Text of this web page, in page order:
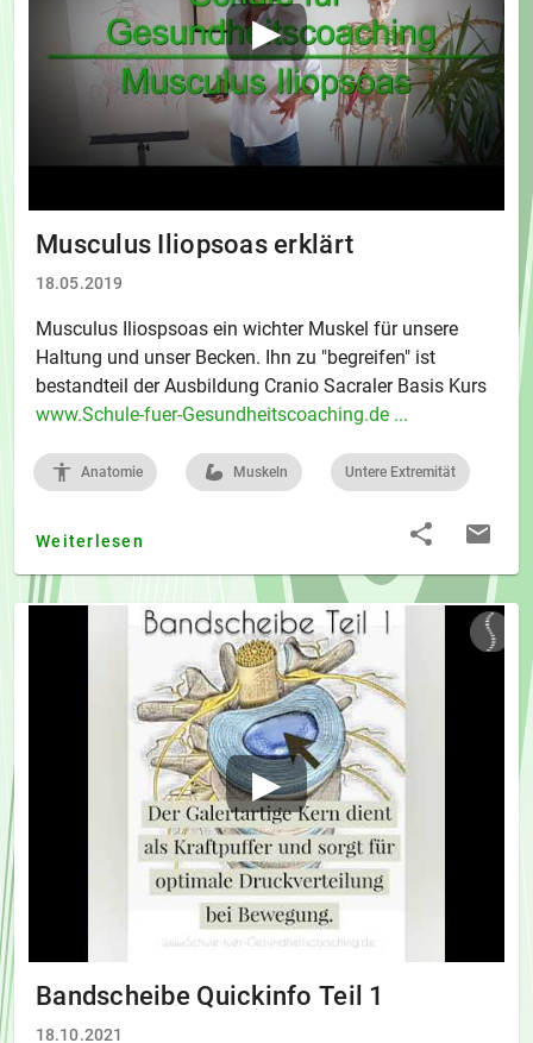
Musculus Iliopsoas erklärt
18.05.2019
Musculus Iliospsoas ein wichter Muskel für unsere
Haltung und unser Becken. Ihn zu "begreifen" ist
bestandteil der Ausbildung Cranio Sacraler Basis Kurs
www.Schule-fuer-Gesundheitscoaching.de ...
Anatomie Muskeln Untere Extremität
Weiterlesen
Bandscheibe Quickinfo Teil 1
18.10.2021